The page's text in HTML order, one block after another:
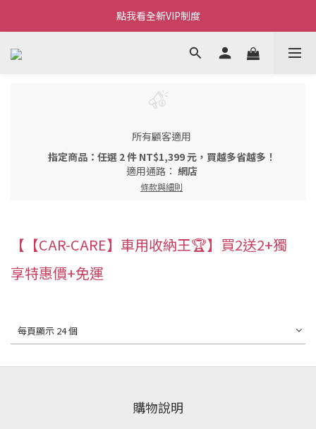
Welcome~私藏生活~
點我看全新VIP制度
全新購物金/點數使用說明
所有顧客適用
指定商品：任選 2 件 NT$1,399 元，買越多省越多！
適用通路： 網店
條款與細則
【【CAR-CARE】車用收納王🏆】買2送2+獨
享特惠價+免運
每頁顯示 24 個
購物說明